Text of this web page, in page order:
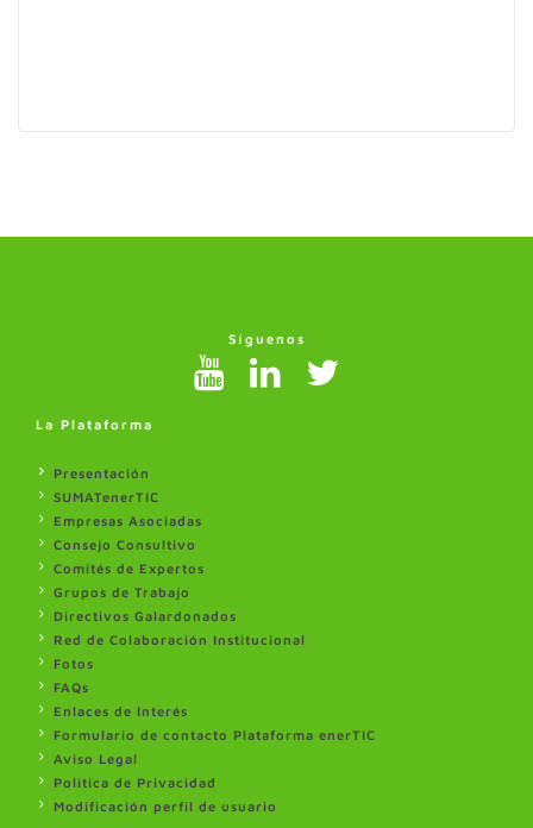
Síguenos
La Plataforma
Presentación
SUMATenerTIC
Empresas Asociadas
Consejo Consultivo
Comités de Expertos
Grupos de Trabajo
Directivos Galardonados
Red de Colaboración Institucional
Fotos
FAQs
Enlaces de Interés
Formulario de contacto Plataforma enerTIC
Aviso Legal
Politica de Privacidad
Modificación perfil de usuario